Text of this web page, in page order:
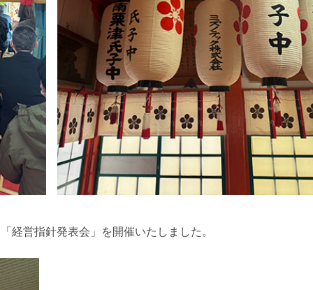
経営指針発表会」を開催いたしました。